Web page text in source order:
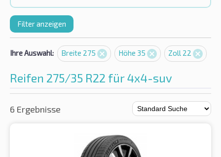
Filter anzeigen
Ihre Auswahl: Breite 275 Höhe 35 Zoll 22
Reifen 275/35 R22 für 4x4-suv
6 Ergebnisse